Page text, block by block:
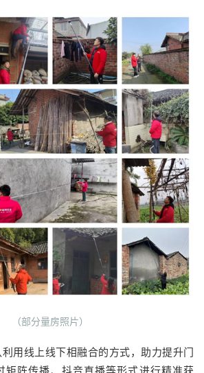
（部分量房照片）
用线上线下相融合的方式，助力提升门
矩阵传播、抖音直播等形式进行精准获